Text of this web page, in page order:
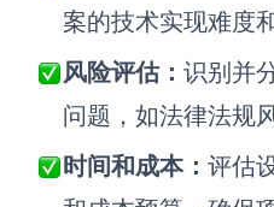
案的技术实现难度
风险评估： 识别并
问题，如法律法规
时间和成本： 评估